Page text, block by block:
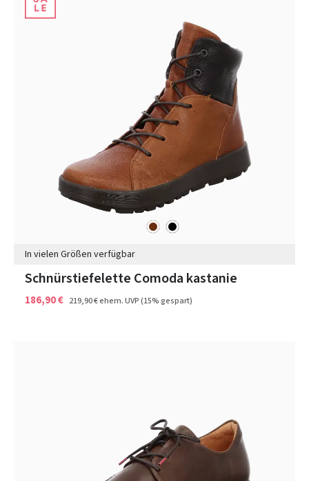
braunschwarz
In vielen Größen verfügbar
Schnürstiefelette Comoda kastanie
186,90 € 219,90 €ehem. UVP(15% gespart)